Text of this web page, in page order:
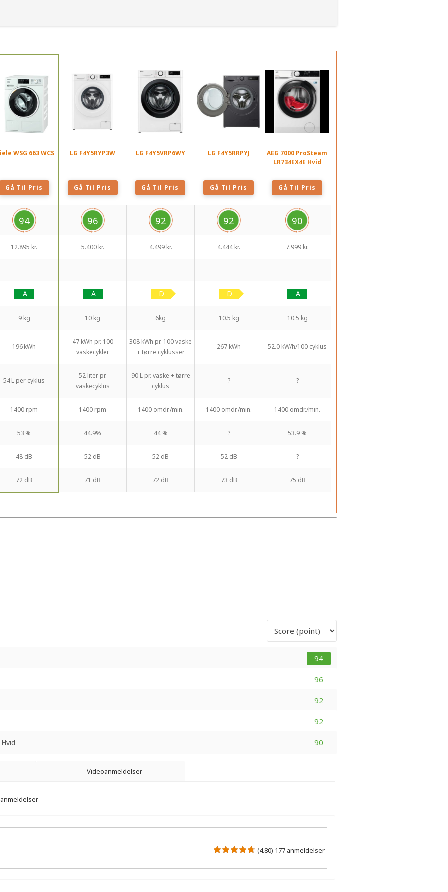
WSG 663 WCS
Gå Til Pris
LG F4Y5RYP3W
Gå Til Pris
LG F4Y5VRP6WY
Gå Til Pris
LG F4Y5RRPYJ
Gå Til Pris
AEG 7000 ProSteam
LR734EX4E Hvid
Gå Til Pris
94 96 92 92 90
12.895 kr. 5.400 kr. 4.499 kr. 4.444 kr. 7.999 kr.
9 kg 10 kg 6kg 10.5 kg 10.5 kg
196 kWh
47 kWh pr. 100
vaskecykler
308 kWh pr. 100 vaske
+ tørre cyklusser
267 kWh 52.0 kW/h/100 cyklus
54 L per cyklus
52 liter pr.
vaskecyklus
90 L pr. vaske + tørre
cyklus
? ?
1400 rpm 1400 rpm 1400 omdr./min. 1400 omdr./min. 1400 omdr./min.
53 % 44.9% 44 % ? 53.9 %
48 dB 52 dB 52 dB 52 dB ?
72 dB 71 dB 72 dB 73 dB 75 dB
94
96
92
92
90
Videoanmeldelser
(4.80) 177 anmeldelser